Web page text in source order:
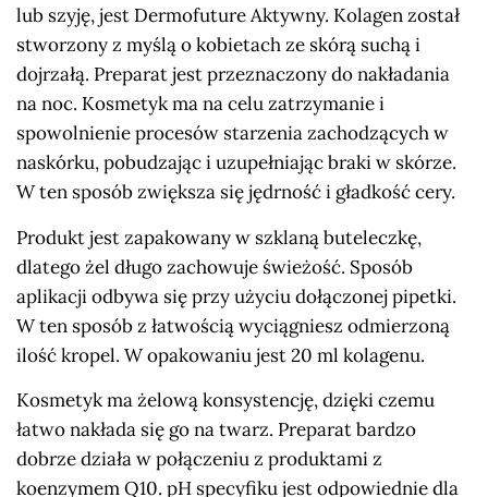
lub szyję, jest Dermofuture Aktywny. Kolagen został
stworzony z myślą o kobietach ze skórą suchą i
dojrzałą. Preparat jest przeznaczony do nakładania
na noc. Kosmetyk ma na celu zatrzymanie i
spowolnienie procesów starzenia zachodzących w
naskórku, pobudzając i uzupełniając braki w skórze.
W ten sposób zwiększa się jędrność i gładkość cery.
Produkt jest zapakowany w szklaną buteleczkę,
dlatego żel długo zachowuje świeżość. Sposób
aplikacji odbywa się przy użyciu dołączonej pipetki.
W ten sposób z łatwością wyciągniesz odmierzoną
ilość kropel. W opakowaniu jest 20 ml kolagenu.
Kosmetyk ma żelową konsystencję, dzięki czemu
łatwo nakłada się go na twarz. Preparat bardzo
dobrze działa w połączeniu z produktami z
koenzymem Q10. pH specyfiku jest odpowiednie dla